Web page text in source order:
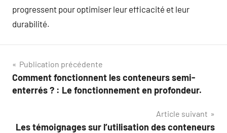
progressent pour optimiser leur efficacité et leur
durabilité.
Navigation
de
Publication précédente
Comment fonctionnent les conteneurs semi-
enterrés ? : Le fonctionnement en profondeur.
Article suivant
Les témoignages sur l’utilisation des conteneurs